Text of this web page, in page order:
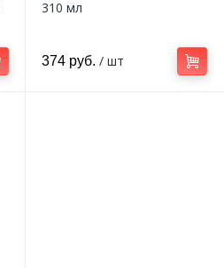
310 мл
374 руб. / шт